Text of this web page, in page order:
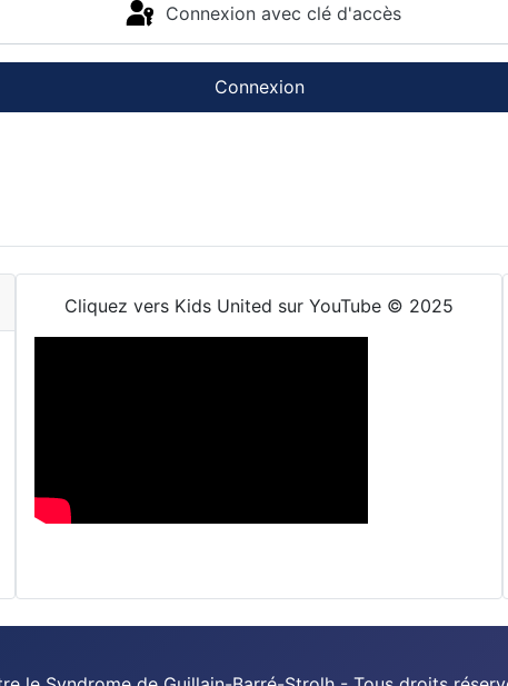
Connexion avec clé d'accès
Connexion
Cliquez vers Kids United sur YouTube © 2025